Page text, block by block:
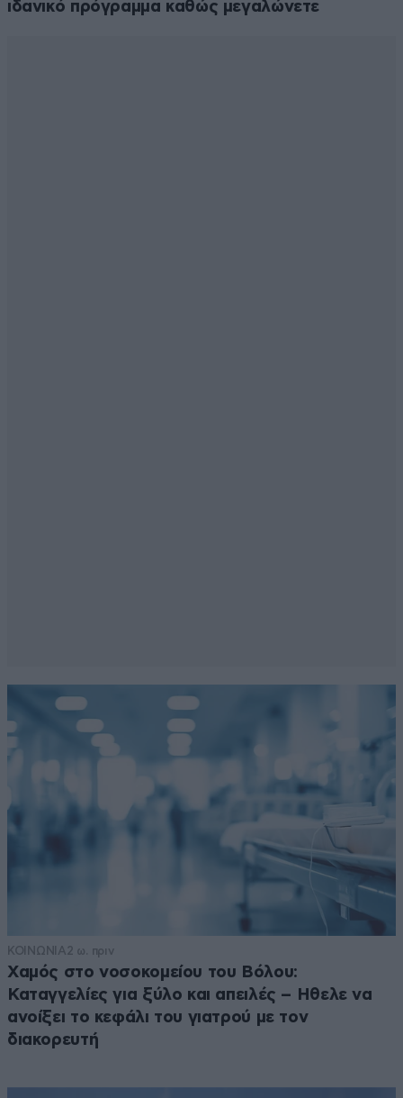
ιδανικό πρόγραμμα καθώς μεγαλώνετε
ΚΟΙΝΩΝΙΑ 2 ω. πριν
Χαμός στο νοσοκομείου του Βόλου:
Καταγγελίες για ξύλο και απειλές – Ηθελε να
ανοίξει το κεφάλι του γιατρού με τον
διακορευτή